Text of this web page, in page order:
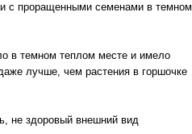
с проращенными семенами в темном
в темном теплом месте и имело
лучше, чем растения в горшочке
не здоровый внешний вид